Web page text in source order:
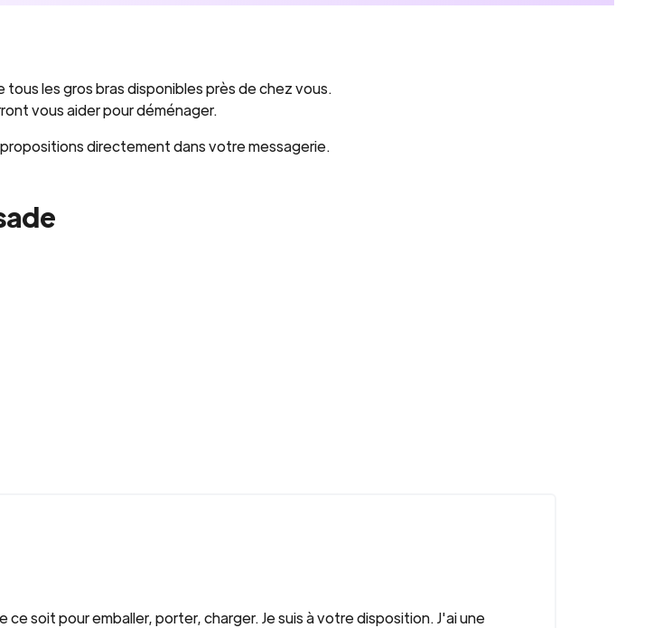
les gros bras disponibles près de chez vous.
vous aider pour déménager.
directement dans votre messagerie.
soit pour emballer, porter, charger. Je suis à votre disposition. J'ai une